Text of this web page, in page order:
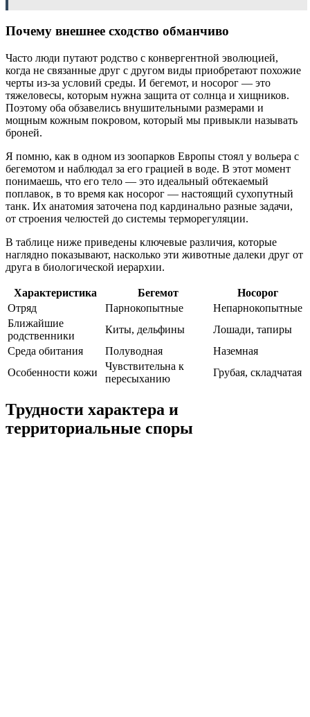
Почему внешнее сходство обманчиво
Часто люди путают родство с конвергентной эволюцией,
когда не связанные друг с другом виды приобретают похожие
черты из-за условий среды. И бегемот, и носорог — это
тяжеловесы, которым нужна защита от солнца и хищников.
Поэтому оба обзавелись внушительными размерами и
мощным кожным покровом, который мы привыкли называть
броней.
Я помню, как в одном из зоопарков Европы стоял у вольера с
бегемотом и наблюдал за его грацией в воде. В этот момент
понимаешь, что его тело — это идеальный обтекаемый
поплавок, в то время как носорог — настоящий сухопутный
танк. Их анатомия заточена под кардинально разные задачи,
от строения челюстей до системы терморегуляции.
В таблице ниже приведены ключевые различия, которые
наглядно показывают, насколько эти животные далеки друг от
друга в биологической иерархии.
Характеристика Бегемот
Носорог
Отряд
Парнокопытные
Непарнокопытные
Ближайшие
родственники
Киты, дельфины
Лошади, тапиры
Среда обитания
Полуводная
Наземная
Особенности кожи
Чувствительна к
пересыханию
Грубая, складчатая
Трудности характера и
территориальные споры